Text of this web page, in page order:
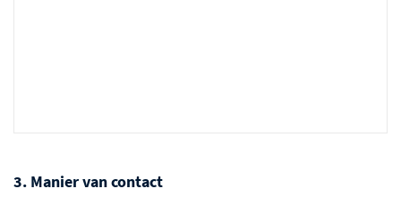
3. Manier van contact